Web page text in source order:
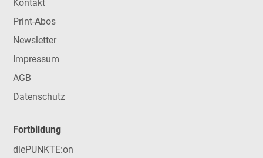
Kontakt
Print-Abos
Newsletter
Impressum
AGB
Datenschutz
Fortbildung
diePUNKTE:on